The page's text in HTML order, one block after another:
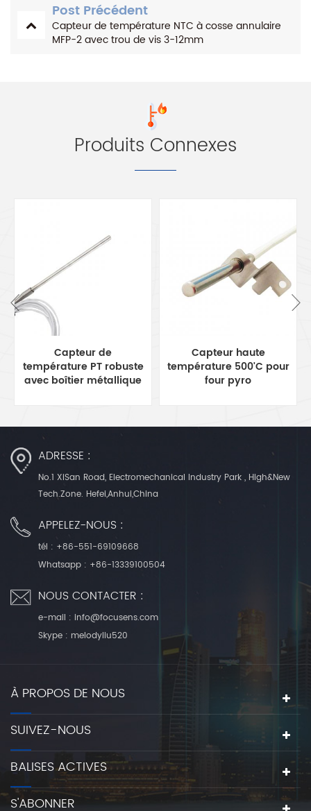
Post Précédent
Capteur de température NTC à cosse annulaire
MFP-2 avec trou de vis 3-12mm
Produits Connexes
Capteur haute
température 500'C pour
four pyro
assemblage de câbles
pour voiture EV
ADRESSE :
No.1 XiSan Road, Electromechanical Industry Park , High&New
Tech.Zone. Hefei,Anhui,China
APPELEZ-NOUS :
tél : +86-551-69109668
Whatsapp : +86-13339100504
NOUS CONTACTER :
e-mail : info@focusens.com
Skype : melodyliu520
À PROPOS DE NOUS
SUIVEZ-NOUS
BALISES ACTIVES
S'ABONNER